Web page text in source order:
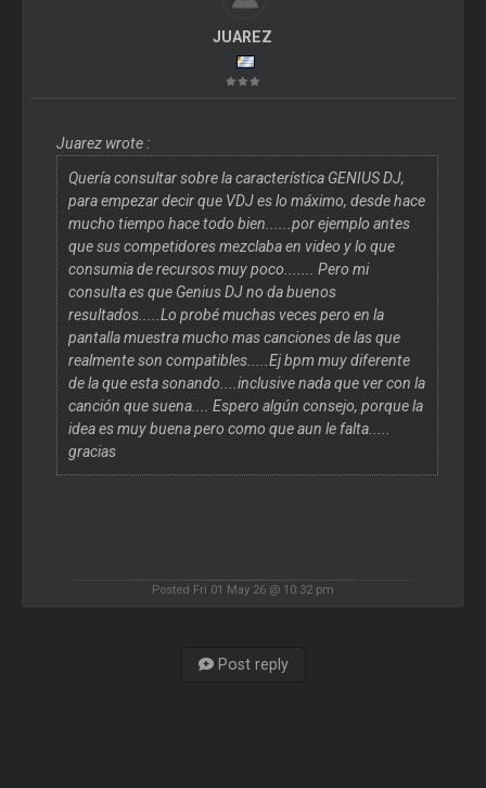
JUAREZ
Juarez wrote :
Quería consultar sobre la característica GENIUS DJ,
para empezar decir que VDJ es lo máximo, desde hace
mucho tiempo hace todo bien......por ejemplo antes
que sus competidores mezclaba en video y lo que
consumia de recursos muy poco....... Pero mi
consulta es que Genius DJ no da buenos
resultados.....Lo probé muchas veces pero en la
pantalla muestra mucho mas canciones de las que
realmente son compatibles.....Ej bpm muy diferente
de la que esta sonando....inclusive nada que ver con la
canción que suena.... Espero algún consejo, porque la
idea es muy buena pero como que aun le falta.....
gracias
Posted Fri 01 May 26 @ 10:32 pm
Post reply